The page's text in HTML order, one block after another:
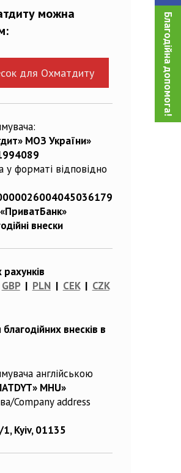
Благодійна допомога!
можна
для Охматдиту
МОЗ України»
у форматі відповідно
внески
GBP| PLN| CEK| CZK
внесків в
англійською
MHU»
Company address
Kyiv, 01135